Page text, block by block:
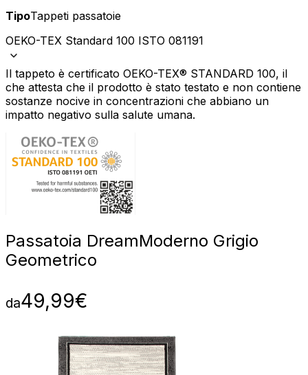
TipoTappeti passatoie
OEKO-TEX Standard 100 ISTO 081191
Il tappeto è certificato OEKO-TEX® STANDARD 100, il
che attesta che il prodotto è stato testato e non contiene
sostanze nocive in concentrazioni che abbiano un
impatto negativo sulla salute umana.
Passatoia DreamModerno Grigio
Geometrico
da49,99€